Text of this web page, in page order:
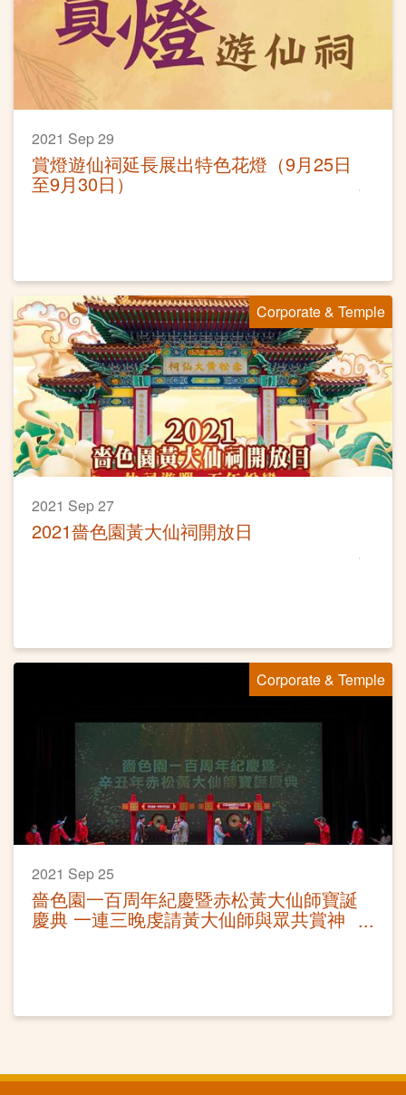
2021 Sep 29
賞燈遊仙祠延長展出特色花燈（9月25日
至9月30日）
Corporate & Temple
2021 Sep 27
2021嗇色園黃大仙祠開放日
Corporate & Temple
2021 Sep 25
嗇色園一百周年紀慶暨赤松黃大仙師寶誕
慶典 一連三晚虔請黃大仙師與眾共賞神